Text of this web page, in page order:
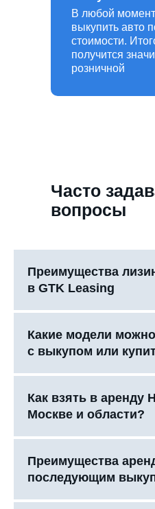
В любой
выкупить авто
стоимости.
получится
розничной
Часто
вопросы
Преимущества
в GTK Leasing
Какие модели
с выкупом или
Как взять в аренду
Москве и области?
Преимущества
последующим